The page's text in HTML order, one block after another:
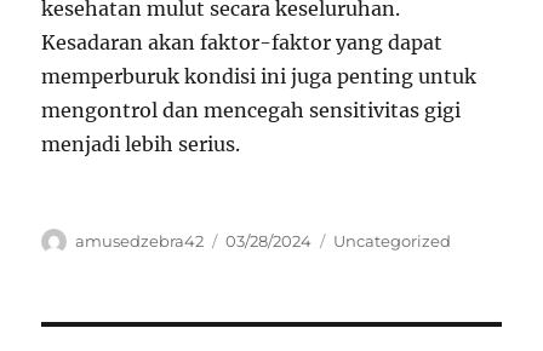
kesehatan mulut secara keseluruhan.
Kesadaran akan faktor-faktor yang dapat
memperburuk kondisi ini juga penting untuk
mengontrol dan mencegah sensitivitas gigi
menjadi lebih serius.
Author
amusedzebra42
Posted
03/28/2024 Categories
Uncategorized